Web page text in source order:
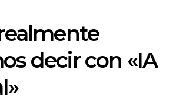
decir con «IA